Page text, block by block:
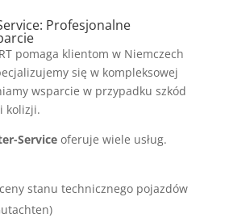
Profesjonalne
pomaga klientom w Niemczech
się w kompleksowej
wsparcie w przypadku szkód
kolizji.
Serviceoferuje wiele usług.
stanu technicznego pojazdów